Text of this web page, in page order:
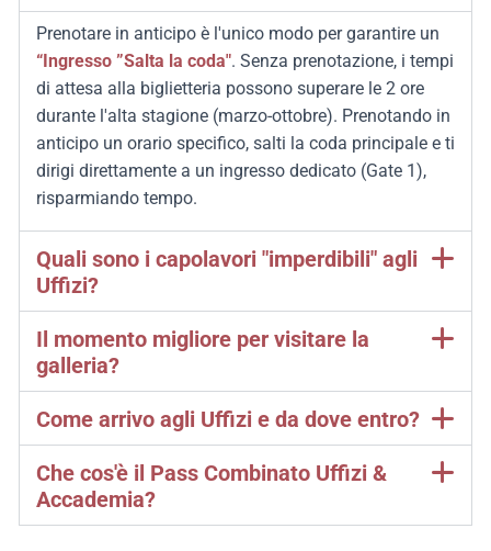
Prenotare in anticipo è l'unico modo per garantire un
“Ingresso ”Salta la coda". Senza prenotazione, i tempi
di attesa alla biglietteria possono superare le 2 ore
durante l'alta stagione (marzo-ottobre). Prenotando in
anticipo un orario specifico, salti la coda principale e ti
dirigi direttamente a un ingresso dedicato (Gate 1),
risparmiando tempo.
Quali sono i capolavori "imperdibili" agli
Uffizi?
Il momento migliore per visitare la
galleria?
Come arrivo agli Uffizi e da dove entro?
Che cos'è il Pass Combinato Uffizi &
Accademia?